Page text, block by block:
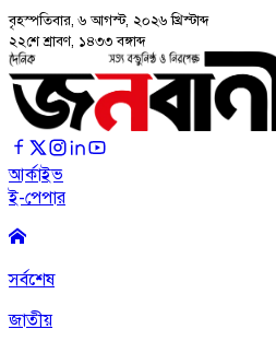
বৃহস্পতিবার, ৬ আগস্ট, ২০২৬ খ্রিস্টাব্দ
২২শে শ্রাবণ, ১৪৩৩ বঙ্গাব্দ
আর্কাইভ
ই-পেপার
সর্বশেষ
জাতীয়